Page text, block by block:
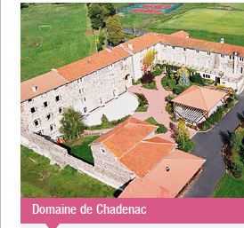
Domaine de Chadenac